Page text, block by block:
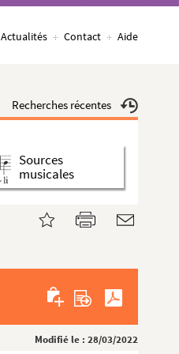
Actualités Contact Aide
Recherches récentes
Sources
musicales
Modifié le : 28/03/2022